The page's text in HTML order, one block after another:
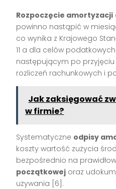
Rozpoczęcie amortyzacji
powinno nastąpić w
co wynika z Krajowego
11 a dla celów
następującym po
rozliczeń rachunkowych i
Jak zaksięgować
w firmie?
Systematyczne odpisy
koszty wartość zużycia
bezpośrednio na
początkowej oraz
używania [6].